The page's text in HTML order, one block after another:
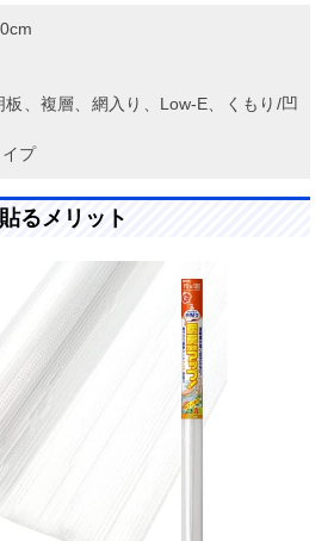
板、複層、網入り、Low-E、くもり/凹
イプ
るメリット